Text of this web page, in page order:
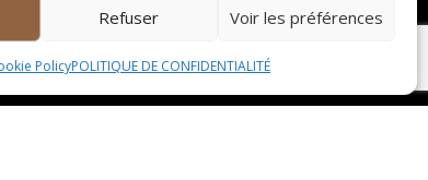
Refuser Voir les préférences
PolicyPOLITIQUE DE CONFIDENTIALITÉ
à ce type de régime. Renseignez-
consulter des livres de recettes